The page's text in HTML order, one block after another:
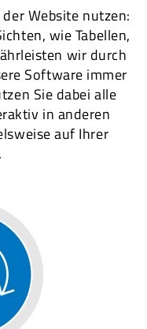
Website nutzen:
wie Tabellen,
wir durch
Software immer
Sie dabei alle
in anderen
auf Ihrer